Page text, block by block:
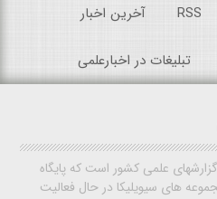
RSS آخرین اخبار
تبلیغات در اخبارعلمی
علمی کشور است که پایگاه
های سیویلیکا در حال فعالیت